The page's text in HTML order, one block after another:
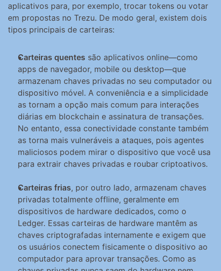
aplicativos para, por exemplo, trocar tokens ou votar
em propostas no Trezu. De modo geral, existem dois
tipos principais de carteiras:
Carteiras quentes são aplicativos online—como
apps de navegador, mobile ou desktop—que
armazenam chaves privadas no seu computador ou
dispositivo móvel. A conveniência e a simplicidade
as tornam a opção mais comum para interações
diárias em blockchain e assinatura de transações.
No entanto, essa conectividade constante também
as torna mais vulneráveis a ataques, pois agentes
maliciosos podem mirar o dispositivo que você usa
para extrair chaves privadas e roubar criptoativos.
Carteiras frias, por outro lado, armazenam chaves
privadas totalmente offline, geralmente em
dispositivos de hardware dedicados, como o
Ledger. Essas carteiras de hardware mantêm as
chaves criptografadas internamente e exigem que
os usuários conectem fisicamente o dispositivo ao
computador para aprovar transações. Como as